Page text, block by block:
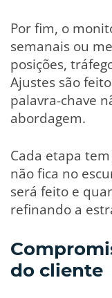
Por fim, o
semanais ou
posições,
Ajustes são
palavra-chave
abordagem.
Cada etapa
não fica no
será feito e
refinando a
do cliente